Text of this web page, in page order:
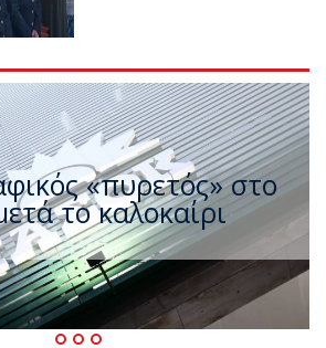
και μετά τον
ο Τσίπρας στη